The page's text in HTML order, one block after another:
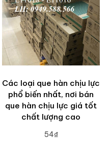
Các loại que hàn chịu lực
phổ biến nhất, nơi bán
que hàn chịu lực giá tốt
chất lượng cao
54₫